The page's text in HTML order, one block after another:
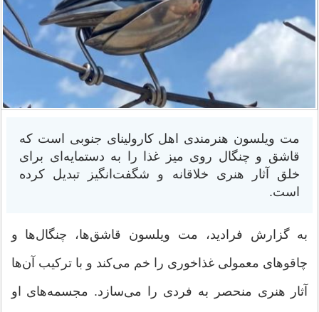
مت ویلسون هنرمندی اهل کارولینای جنوبی است که
قاشق و چنگال روی میز غذا را به دستمایه‌ای برای
خلق آثار هنری خلاقانه و شگفت‌انگیز تبدیل کرده
است.
به گزارش فرادید، مت ویلسون قاشق‌ها، چنگال‌ها و
چاقوهای معمولی غذاخوری را خم می‌کند و با ترکیب آن‌ها
آثار هنری منحصر به فردی را می‌سازد. مجسمه‌های او